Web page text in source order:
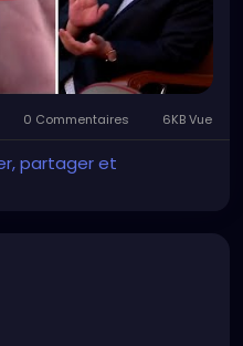
0 Commentaires 6KB Vue
partager et